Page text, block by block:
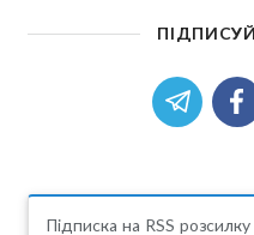
Підписка на RSS розсилку